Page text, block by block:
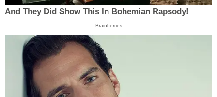
And They Did Show This In Bohemian Rapsody!
Brainberries